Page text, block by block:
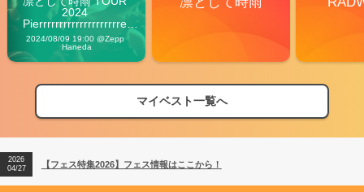
2024
Pierrrrrrrrrrrrrrrrrrrre
Vibes
2024/08/09 19:00 @Zepp
Haneda
マイベスト一覧へ
【フェス特集2026】フェス情報はここから！
【ライブ動員ランキング】2026年上半期編発表！
2026
04/27
【フェス特集2026】フェス情報はここから！
2026